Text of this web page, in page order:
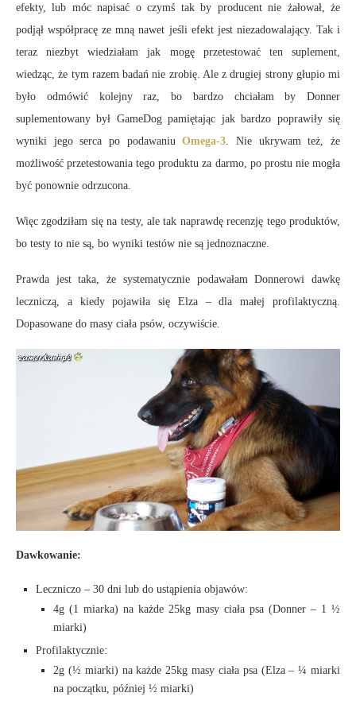
efekty, lub móc napisać o czymś tak by producent nie żałował, że
podjął współpracę ze mną nawet jeśli efekt jest niezadowalający. Tak i
teraz niezbyt wiedziałam jak mogę przetestować ten suplement,
wiedząc, że tym razem badań nie zrobię. Ale z drugiej strony głupio mi
było odmówić kolejny raz, bo bardzo chciałam by Donner
suplementowany był GameDog pamiętając jak bardzo poprawiły się
wyniki jego serca po podawaniu Omega-3 . Nie ukrywam też, że
możliwość przetestowania tego produktu za darmo, po prostu nie mogła
być ponownie odrzucona.
Więc zgodziłam się na testy, ale tak naprawdę recenzję tego produktów,
bo testy to nie są, bo wyniki testów nie są jednoznaczne.
Prawda jest taka, że systematycznie podawałam Donnerowi dawkę
leczniczą, a kiedy pojawiła się Elza – dla małej profilaktyczną.
Dopasowane do masy ciała psów, oczywiście.
Dawkowanie:
Leczniczo – 30 dni lub do ustąpienia objawów:
4g (1 miarka) na każde 25kg masy ciała psa (Donner – 1 ½
miarki)
Profilaktycznie:
2g (½ miarki) na każde 25kg masy ciała psa (Elza – ¼ miarki
na początku, później ½ miarki)